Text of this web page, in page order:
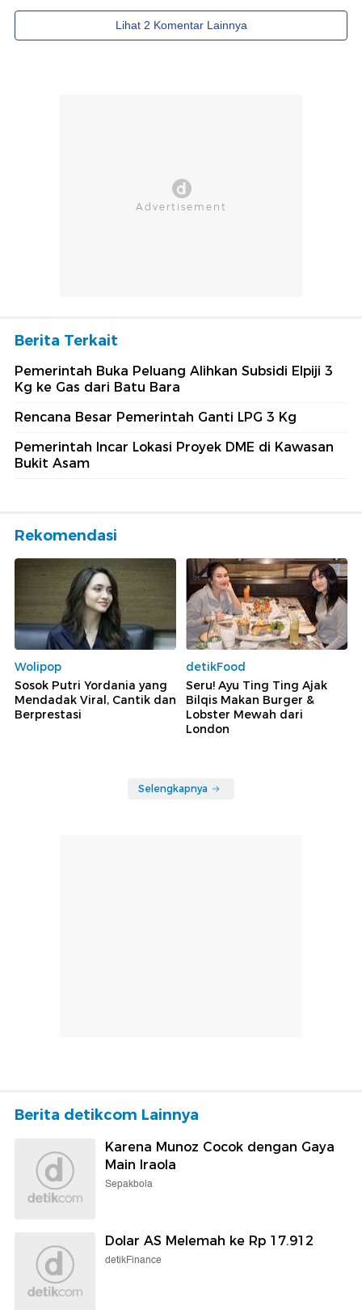
Berita Terkait
Pemerintah Buka Peluang Alihkan Subsidi Elpiji 3
Kg ke Gas dari Batu Bara
Rencana Besar Pemerintah Ganti LPG 3 Kg
Pemerintah Incar Lokasi Proyek DME di Kawasan
Bukit Asam
Rekomendasi
Wolipop
Sosok Putri Yordania yang
Mendadak Viral, Cantik dan
Berprestasi
detikFood
Seru! Ayu Ting Ting Ajak
Bilqis Makan Burger &
Lobster Mewah dari
London
Selengkapnya
Berita detikcom Lainnya
Karena Munoz Cocok dengan Gaya
Main Iraola
Sepakbola
Dolar AS Melemah ke Rp 17.912
detikFinance